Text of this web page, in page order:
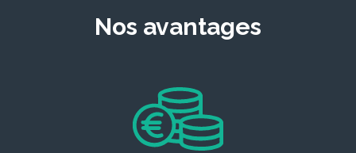
Nos avantages